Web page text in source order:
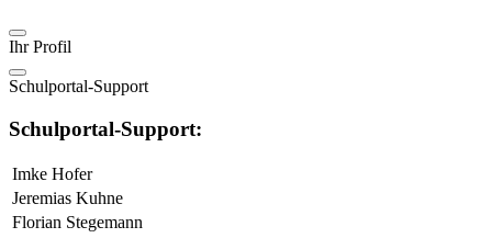
Ihr Profil
Schulportal-Support
Schulportal-Support:
Imke Hofer
Jeremias Kuhne
Florian Stegemann